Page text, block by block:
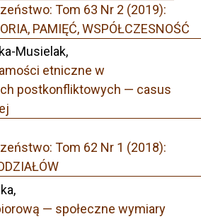
Tom 63 Nr 2 (2019):
PAMIĘĆ, WSPÓŁCZESNOŚĆ
Musielak,
etniczne w
postkonfliktowych — casus
Tom 62 Nr 1 (2018):
— społeczne wymiary